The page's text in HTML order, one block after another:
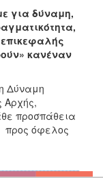
για δύναμη,
κανέναν
Δύναμη
Αρχής,
προσπάθεια
προς όφελος